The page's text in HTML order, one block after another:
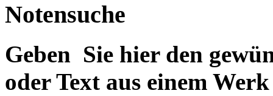
Notensuche
Geben Sie hier den
oder Text aus einem